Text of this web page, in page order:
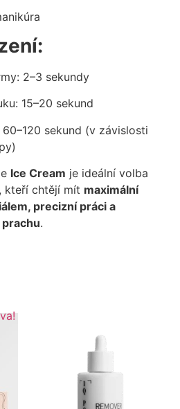
2–3 sekundy
15–20 sekund
sekund (v závislosti
Ice Cream je ideální volba
kteří chtějí mít maximální
precizní práci a
.